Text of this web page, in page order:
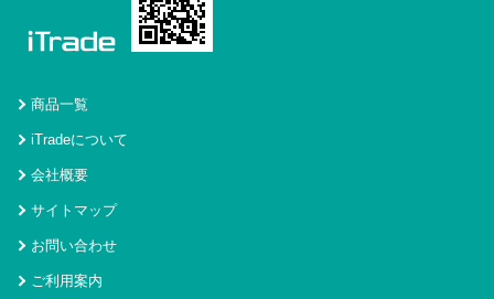
商品一覧
iTradeについて
会社概要
サイトマップ
お問い合わせ
ご利用案内